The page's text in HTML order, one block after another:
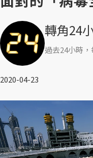
轉角24
過去24小時
2020-04-23